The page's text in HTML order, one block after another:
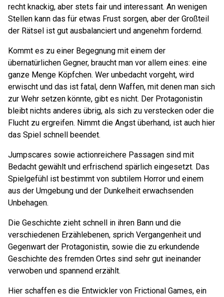
recht knackig, aber stets fair und interessant. An wenigen
Stellen kann das für etwas Frust sorgen, aber der Großteil
der Rätsel ist gut ausbalanciert und angenehm fordernd.
Kommt es zu einer Begegnung mit einem der
übernatürlichen Gegner, braucht man vor allem eines: eine
ganze Menge Köpfchen. Wer unbedacht vorgeht, wird
erwischt und das ist fatal, denn Waffen, mit denen man sich
zur Wehr setzen könnte, gibt es nicht. Der Protagonistin
bleibt nichts anderes übrig, als sich zu verstecken oder die
Flucht zu ergreifen. Nimmt die Angst überhand, ist auch hier
das Spiel schnell beendet.
Jumpscares sowie actionreichere Passagen sind mit
Bedacht gewählt und erfrischend spärlich eingesetzt. Das
Spielgefühl ist bestimmt von subtilem Horror und einem
aus der Umgebung und der Dunkelheit erwachsenden
Unbehagen.
Die Geschichte zieht schnell in ihren Bann und die
verschiedenen Erzählebenen, sprich Vergangenheit und
Gegenwart der Protagonistin, sowie die zu erkundende
Geschichte des fremden Ortes sind sehr gut ineinander
verwoben und spannend erzählt.
Hier schaffen es die Entwickler von Frictional Games, ein